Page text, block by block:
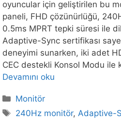
oyuncular için geliştirilen bu
paneli, FHD çözünürlüğü,
0.5ms MPRT tepki süresi ile
Adaptive-Sync sertifikası
deneyimi sunarken, iki adet
CEC destekli Konsol Modu ile
Devamını oku
Kategoriler
Monitör
Etiketler
240Hz monitör,Adaptive-